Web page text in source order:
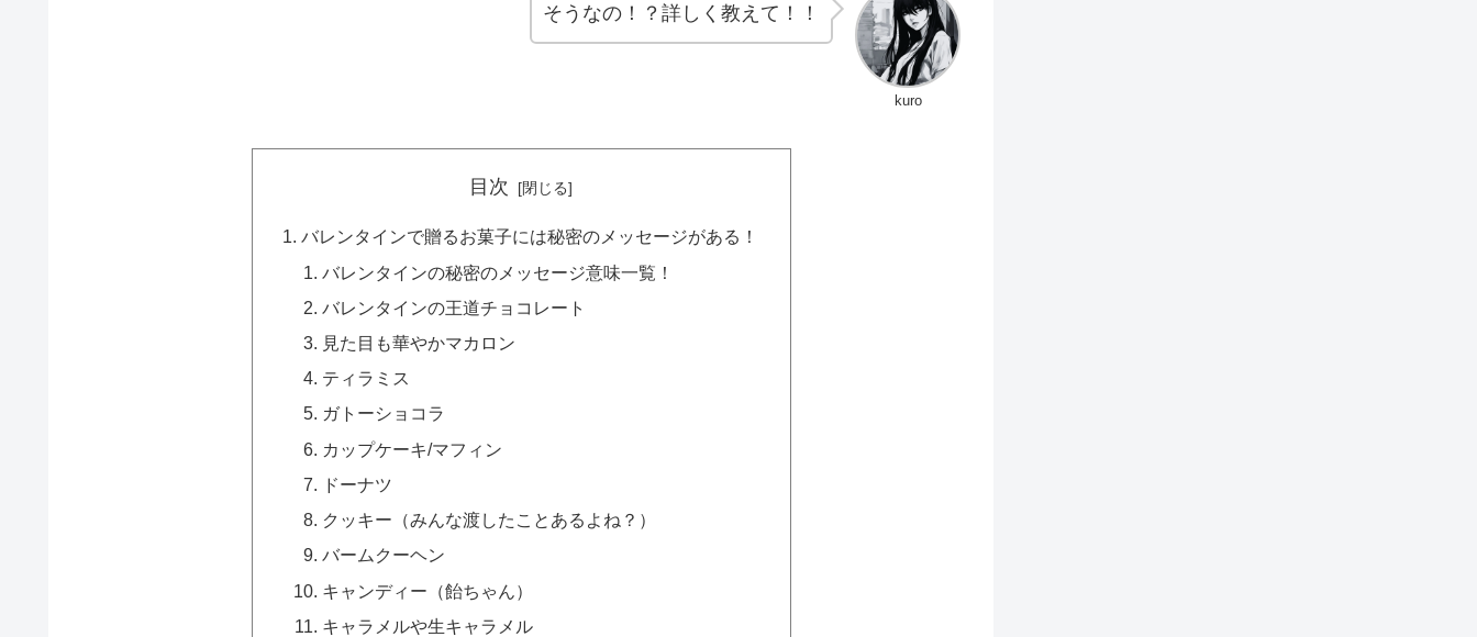
kuro
そうなの！？詳しく教えて！！
目次
バレンタインで贈るお菓子には秘密のメッセージがある！
バレンタインの秘密のメッセージ意味一覧！
バレンタインの王道チョコレート
見た目も華やかマカロン
ティラミス
ガトーショコラ
カップケーキ/マフィン
ドーナツ
クッキー（みんな渡したことあるよね？）
バームクーヘン
キャンディー（飴ちゃん）
キャラメルや生キャラメル